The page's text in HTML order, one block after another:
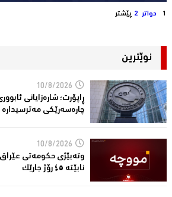
دواتر 1
2 پێشتر
نوێترین
10/8/2026
ڕاپۆرت؛ شاره‌زایانی
چاره‌سه‌رێكی مه‌ترسیداره‌
10/8/2026
وتەبێژی حکومەتی
نابێتە ٤٥ رۆژ جارێک